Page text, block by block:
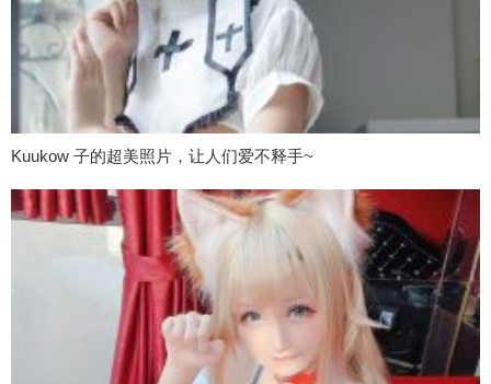
Kuukow 子的超美照片，让人们爱不释手~